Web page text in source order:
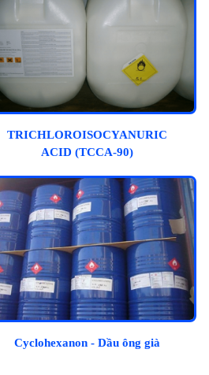
TRICHLOROISOCYANURIC
ACID (TCCA-90)
Cyclohexanon - Dầu ông già